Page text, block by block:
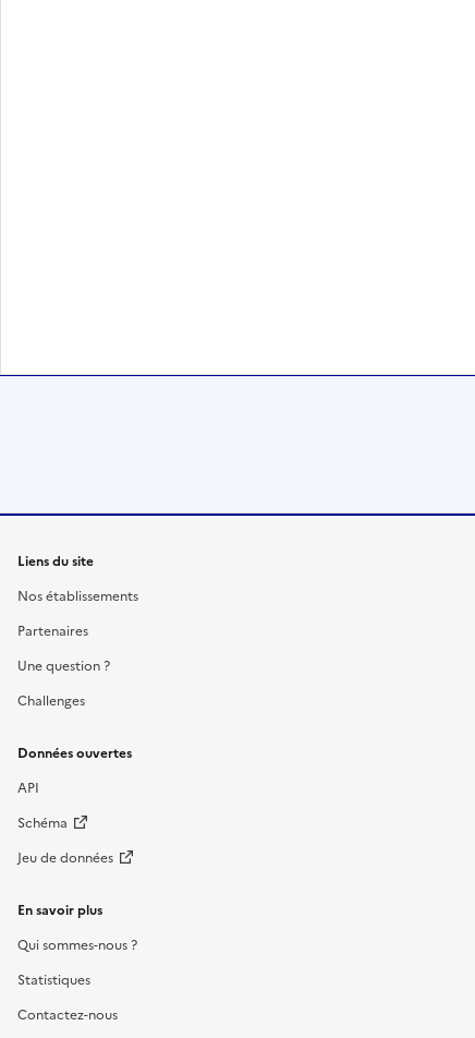
Liens du site
Nos établissements
Partenaires
Une question ?
Challenges
Données ouvertes
API
Schéma
Jeu de données
En savoir plus
Qui sommes-nous ?
Statistiques
Contactez-nous